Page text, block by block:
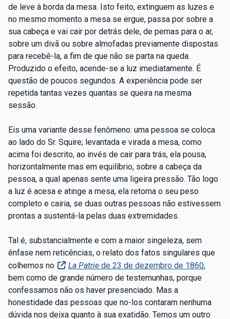
de leve à borda da mesa. Isto feito, extinguem as luzes e
no mesmo momento a mesa se ergue, passa por sobre a
sua cabeça e vai cair por detrás dele, de pernas para o ar,
sobre um divã ou sobre almofadas previamente dispostas
para recebê-la, a fim de que não se parta na queda.
Produzido o efeito, acende-se a luz imediatamente. É
questão de poucos segundos. A experiência pode ser
repetida tantas vezes quantas se queira na mesma
sessão.
Eis uma variante desse fenômeno: uma pessoa se coloca
ao lado do Sr. Squire; levantada e virada a mesa, como
acima foi descrito, ao invés de cair para trás, ela pousa,
horizontalmente mas em equilíbrio, sobre a cabeça da
pessoa, a qual apenas sente uma ligeira pressão. Tão logo
a luz é acesa e atinge a mesa, ela retoma o seu peso
completo e cairia, se duas outras pessoas não estivessem
prontas a sustentá-la pelas duas extremidades.
Tal é, substancialmente e com a maior singeleza, sem
ênfase nem reticências, o relato dos fatos singulares que
colhemos no
La Patrie de 23 de dezembro de 1860,
bem como de grande número de testemunhas, porque
confessamos não os haver presenciado. Mas a
honestidade das pessoas que no-los contaram nenhuma
dúvida nos deixa quanto à sua exatidão. Temos um outro